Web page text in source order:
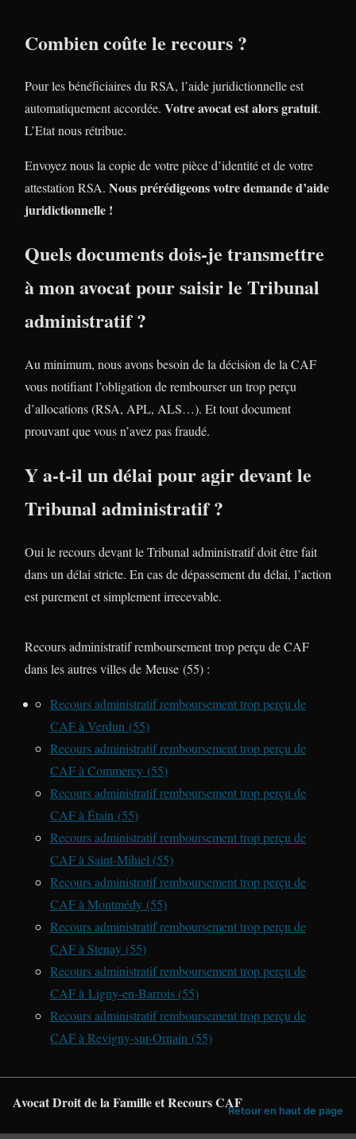
Combien coûte le recours ?
Pour les bénéficiaires du RSA, l’aide juridictionnelle est
automatiquement accordée. Votre avocat est alors gratuit.
L’Etat nous rétribue.
Envoyez nous la copie de votre pièce d’identité et de votre
attestation RSA. Nous prérédigeons votre demande d’aide
juridictionnelle !
Quels documents dois-je transmettre
à mon avocat pour saisir le Tribunal
administratif ?
Au minimum, nous avons besoin de la décision de la CAF
vous notifiant l’obligation de rembourser un trop perçu
d’allocations (RSA, APL, ALS…). Et tout document
prouvant que vous n’avez pas fraudé.
Y a-t-il un délai pour agir devant le
Tribunal administratif ?
Oui le recours devant le Tribunal administratif doit être fait
dans un délai stricte. En cas de dépassement du délai, l’action
est purement et simplement irrecevable.
Recours administratif remboursement trop perçu de CAF
dans les autres villes de Meuse (55) :
Recours administratif remboursement trop perçu de
CAF à Verdun (55)
Recours administratif remboursement trop perçu de
CAF à Commercy (55)
Recours administratif remboursement trop perçu de
CAF à Étain (55)
Recours administratif remboursement trop perçu de
CAF à Saint-Mihiel (55)
Recours administratif remboursement trop perçu de
CAF à Montmédy (55)
Recours administratif remboursement trop perçu de
CAF à Stenay (55)
Recours administratif remboursement trop perçu de
CAF à Ligny-en-Barrois (55)
Recours administratif remboursement trop perçu de
CAF à Revigny-sur-Ornain (55)
Avocat Droit de la Famille et Recours CAFRetour en haut de page